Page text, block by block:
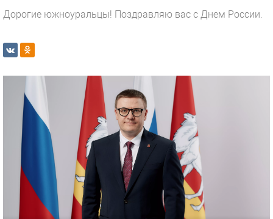
Дорогие южноуральцы! Поздравляю вас с Днем России.